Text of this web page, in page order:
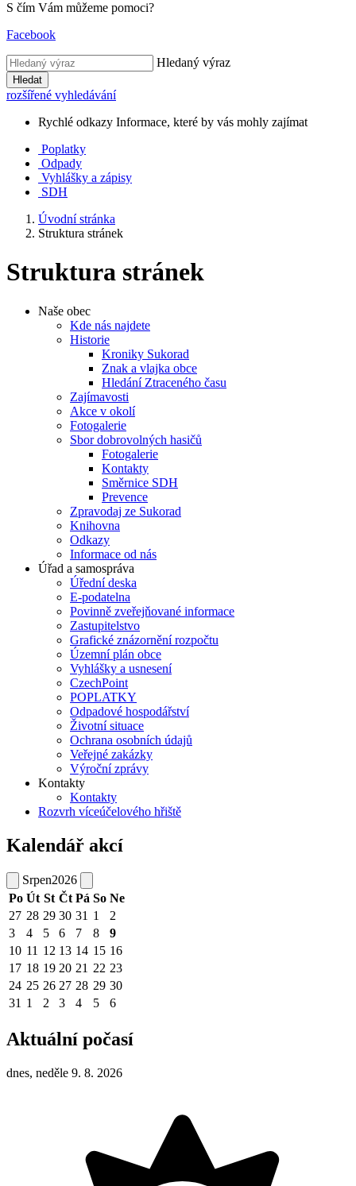
S čím Vám můžeme pomoci?
Facebook
Hledaný výraz
Hledat
rozšířené vyhledávání
Rychlé odkazy Informace, které by vás mohly zajímat
Poplatky
Odpady
Vyhlášky a zápisy
SDH
Úvodní stránka
Struktura stránek
Struktura stránek
Naše obec
Kde nás najdete
Historie
Kroniky Sukorad
Znak a vlajka obce
Hledání Ztraceného času
Zajímavosti
Akce v okolí
Fotogalerie
Sbor dobrovolných hasičů
Fotogalerie
Kontakty
Směrnice SDH
Prevence
Zpravodaj ze Sukorad
Knihovna
Odkazy
Informace od nás
Úřad a samospráva
Úřední deska
E-podatelna
Povinně zveřejňované informace
Zastupitelstvo
Grafické znázornění rozpočtu
Územní plán obce
Vyhlášky a usnesení
CzechPoint
POPLATKY
Odpadové hospodářství
Životní situace
Ochrana osobních údajů
Veřejné zakázky
Výroční zprávy
Kontakty
Kontakty
Rozvrh víceúčelového hřiště
Kalendář akcí
Srpen2026
Po Út St Čt Pá So Ne
27 28 29 30 31 1
2
3
4 5 6 7 8
9
10 11 12 13 14 15 16
17 18 19 20 21 22 23
24 25 26 27 28 29 30
31 1 2 3 4 5 6
Aktuální počasí
dnes, neděle 9. 8. 2026